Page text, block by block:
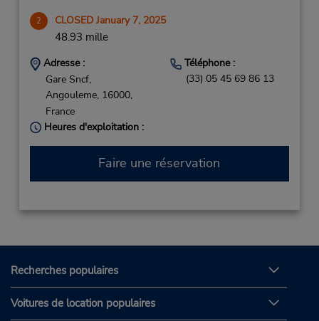
2 CLOSED January 7, 2025
48.93 mille
Adresse :
Gare Sncf,
Angouleme, 16000,
France
Téléphone :
(33) 05 45 69 86 13
Heures d'exploitation :
Faire une réservation
Recherches populaires
Voitures de location populaires